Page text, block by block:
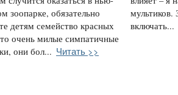
зоопарке, обязательно
детям семейство красных
очень милые симпатичные
они бол... Читать >>
мультиков.
включать...